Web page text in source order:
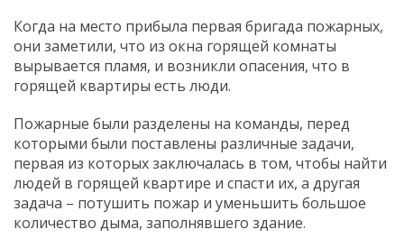
Когда на место прибыла первая бригада пожарных,
они заметили, что из окна горящей комнаты
вырывается пламя, и возникли опасения, что в
горящей квартиры есть люди.
Пожарные были разделены на команды, перед
которыми были поставлены различные задачи,
первая из которых заключалась в том, чтобы найти
людей в горящей квартире и спасти их, а другая
задача – потушить пожар и уменьшить большое
количество дыма, заполнявшего здание.